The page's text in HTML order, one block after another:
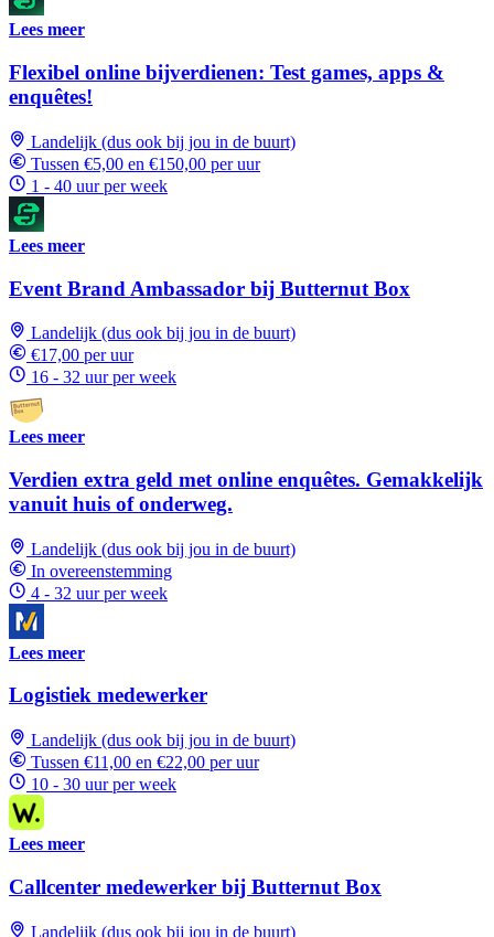
Lees meer
Flexibel online bijverdienen: Test games, apps &
enquêtes!
Landelijk (dus ook bij jou in de buurt)
Tussen €5,00 en €150,00 per uur
1 - 40 uur per week
Lees meer
Event Brand Ambassador bij Butternut Box
Landelijk (dus ook bij jou in de buurt)
€17,00 per uur
16 - 32 uur per week
Lees meer
Verdien extra geld met online enquêtes. Gemakkelijk
vanuit huis of onderweg.
Landelijk (dus ook bij jou in de buurt)
In overeenstemming
4 - 32 uur per week
Lees meer
Logistiek medewerker
Landelijk (dus ook bij jou in de buurt)
Tussen €11,00 en €22,00 per uur
10 - 30 uur per week
Lees meer
Callcenter medewerker bij Butternut Box
Landelijk (dus ook bij jou in de buurt)